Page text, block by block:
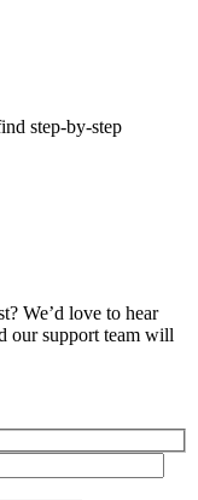
step-by-step
We’d love to hear
our support team will